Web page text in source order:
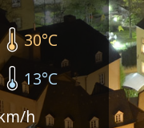
30°C
13°C
h